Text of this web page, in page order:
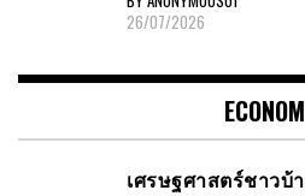
26/07/2026
เศรษฐศาสตร์ชาวบ้